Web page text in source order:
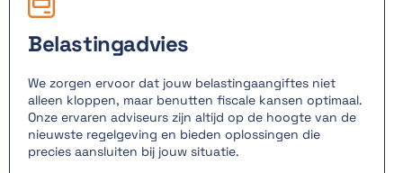
Belastingadvies
We zorgen ervoor dat jouw belastingaangiftes niet
alleen kloppen, maar benutten fiscale kansen optimaal.
Onze ervaren adviseurs zijn altijd op de hoogte van de
nieuwste regelgeving en bieden oplossingen die
precies aansluiten bij jouw situatie.